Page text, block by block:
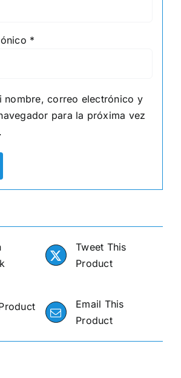
*
nombre, correo electrónico y
para la próxima vez
Tweet This
Product
Email This
Product